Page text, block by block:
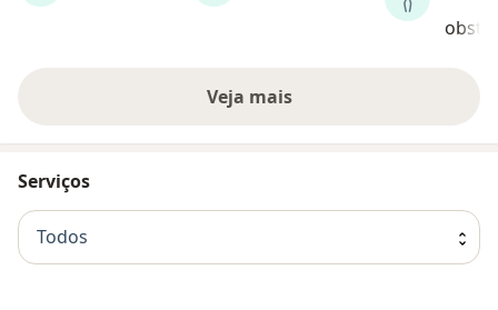
Veja mais
Serviços
Todos